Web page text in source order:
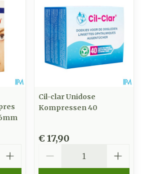
Cil-clar Unidose
Kompressen 40
€ 17,90